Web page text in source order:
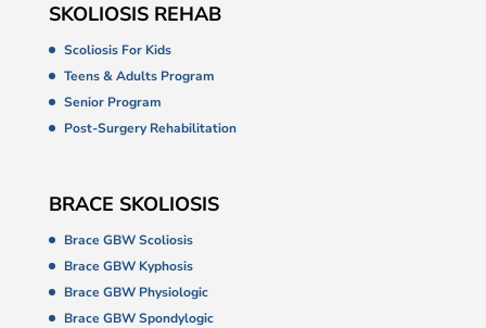
SKOLIOSIS REHAB
Scoliosis For Kids
Teens & Adults Program
Senior Program
Post-Surgery Rehabilitation
BRACE SKOLIOSIS
Brace GBW Scoliosis
Brace GBW Kyphosis
Brace GBW Physiologic
Brace GBW Spondylogic